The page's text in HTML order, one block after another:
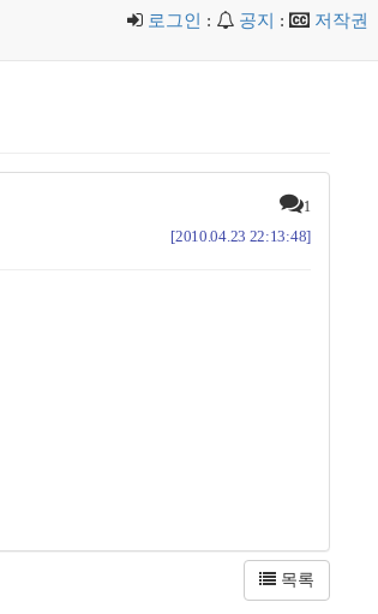
로그인 : 공지 : 저작권
1
[2010.04.23 22:13:48]
목록